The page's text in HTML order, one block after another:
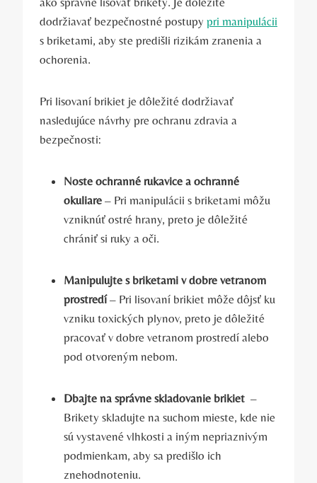
dodržiavať bezpečnostné postupy pri manipulácii
‍s briketami, aby ste ​predišli rizikám zranenia a
ochorenia.
Pri ⁤lisovaní brikiet je dôležité ⁢dodržiavať
nasledujúce návrhy pre ochranu zdravia a
bezpečnosti:
Noste ochranné‍ rukavice a ‌ochranné
okuliare – Pri manipulácii ​s briketami⁢ môžu
vzniknúť ostré hrany, preto je ‍dôležité
chrániť ⁤si ruky a oči.
Manipulujte s briketami v dobre vetranom
prostredí– Pri‌ lisovaní​ brikiet môže dôjsť ku
vzniku toxických​ plynov, preto je dôležité
pracovať v dobre vetranom prostredí alebo
pod otvoreným nebom.
Dbajte na⁤ správne skladovanie brikiet ​ –
Brikety skladujte na suchom mieste, kde nie
​sú⁣ vystavené vlhkosti a iným‍ nepriaznivým
‍podmienkam, aby sa predišlo ich
znehodnoteniu.